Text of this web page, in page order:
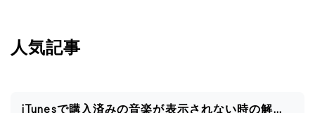
人気記事
iTunesで購入済みの音楽が表示されない時の解決策